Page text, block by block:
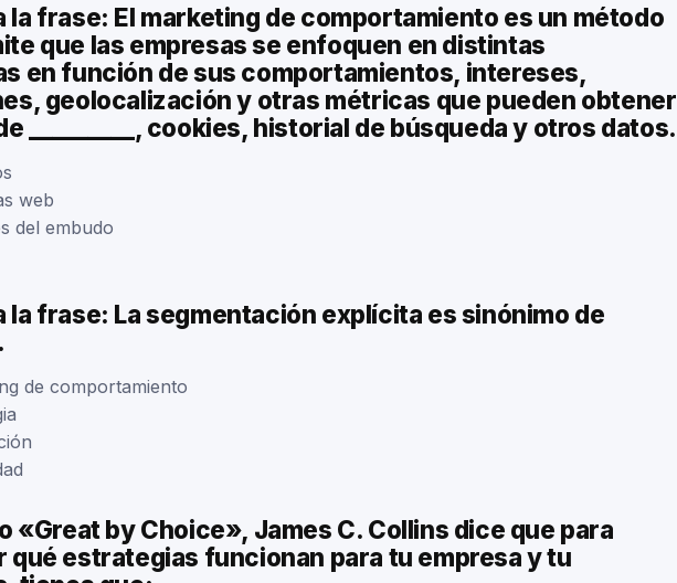
la frase: El marketing de comportamiento es un método
que las empresas se enfoquen en distintas
en función de sus comportamientos, intereses,
geolocalización y otras métricas que pueden obtener
_________, cookies, historial de búsqueda y otros datos.
web
del embudo
la frase: La segmentación explícita es sinónimo de
de comportamiento
«Great by Choice», James C. Collins dice que para
qué estrategias funcionan para tu empresa y tu